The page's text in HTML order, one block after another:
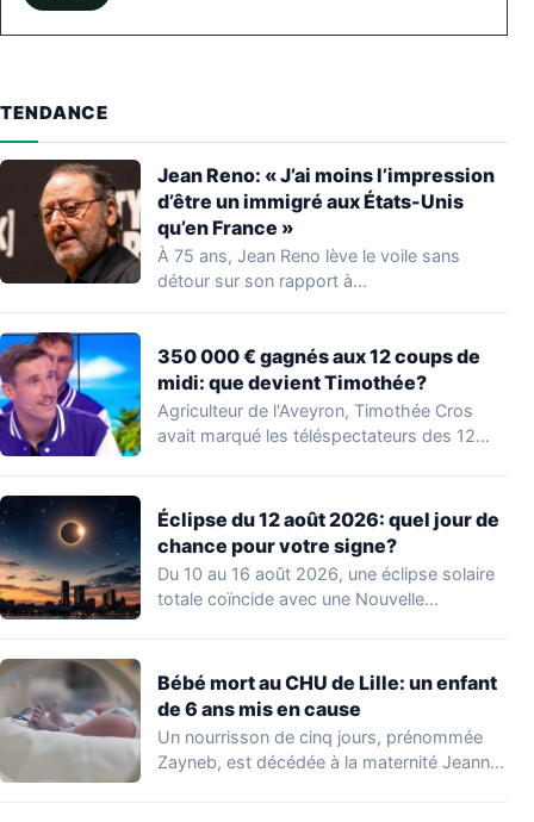
TENDANCE
Jean Reno: « J’ai moins l’impression
d’être un immigré aux États-Unis
qu’en France »
À 75 ans, Jean Reno lève le voile sans
détour sur son rapport à…
350 000 € gagnés aux 12 coups de
midi: que devient Timothée?
Agriculteur de l'Aveyron, Timothée Cros
avait marqué les téléspectateurs des 12
Éclipse du 12 août 2026: quel jour de
chance pour votre signe?
Du 10 au 16 août 2026, une éclipse solaire
totale coïncide avec une Nouvelle…
Bébé mort au CHU de Lille: un enfant
de 6 ans mis en cause
Un nourrisson de cinq jours, prénommée
Zayneb, est décédée à la maternité Jeanne